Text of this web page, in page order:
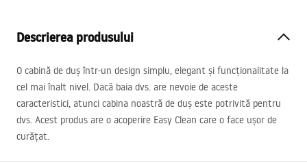
Descrierea produsului
O cabină de duș într-un design simplu, elegant și funcționalitate la
cel mai înalt nivel. Dacă baia dvs. are nevoie de aceste
caracteristici, atunci cabina noastră de duș este potrivită pentru
dvs. Acest produs are o acoperire Easy Clean care o face ușor de
curățat.